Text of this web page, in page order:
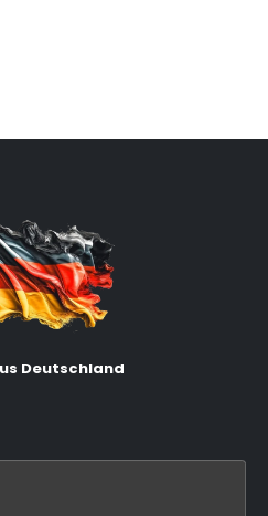
Deutschland